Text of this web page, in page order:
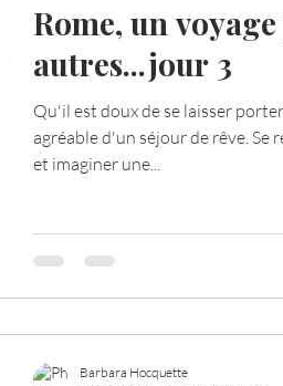
Rome, un
autres...jour 3
Qu'il est doux de se laisser
agréable d'un séjour de rêve. Se
et imaginer une...
Barbara Hocquette